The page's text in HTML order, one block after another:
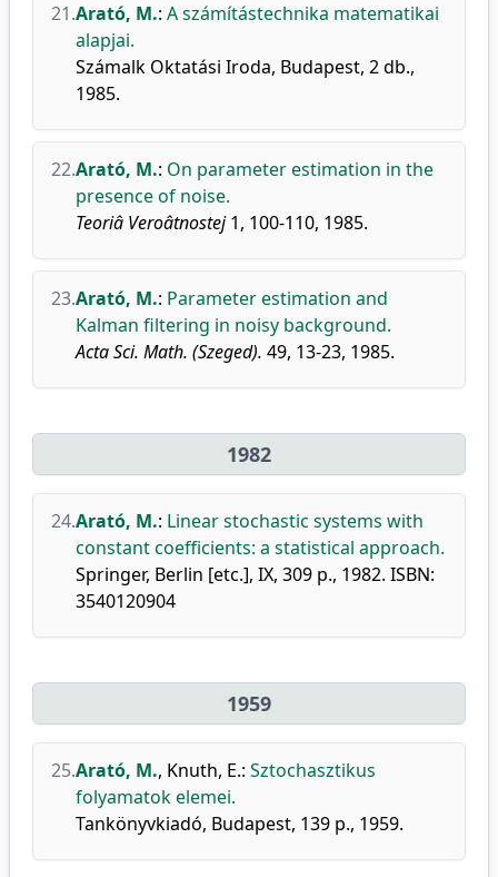
21.Arató, M.: A számítástechnika matematikai
alapjai.
Számalk Oktatási Iroda, Budapest, 2 db.,
1985.
22.Arató, M.: On parameter estimation in the
presence of noise.
Teoriâ Veroâtnostej1, 100-110, 1985.
23.Arató, M.: Parameter estimation and
Kalman filtering in noisy background.
Acta Sci. Math. (Szeged). 49, 13-23, 1985.
1982
24.Arató, M.: Linear stochastic systems with
constant coefficients: a statistical approach.
Springer, Berlin [etc.], IX, 309 p., 1982. ISBN:
3540120904
1959
25.Arató, M., Knuth, E.: Sztochasztikus
folyamatok elemei.
Tankönyvkiadó, Budapest, 139 p., 1959.